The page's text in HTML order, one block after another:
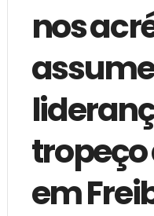
nos
tropeço
em